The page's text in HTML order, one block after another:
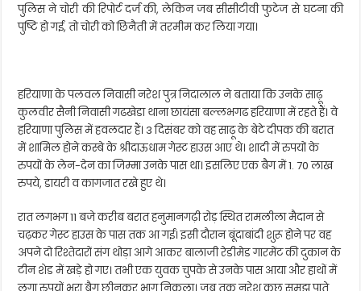
पुलिस ने चोरी की रिपोर्ट दर्ज की, लेकिन जब सीसीटीवी फुटेज से घटना की
पुष्टि हो गई, तो चोरी को छिनैती में तरमीम कर लिया गया।
हरियाणा के पलवल निवासी नरेश पुत्र निदालाल ने बताया कि उनके साढ़ू
कुलवीर सैनी निवासी गढखेडा थाना छायंसा बल्लभगढ हरियाणा में रहते हैं। वे
हरियाणा पुलिस में हवलदार हैं। 3 दिसंबर को वह साढ़ू के बेटे दीपक की बरात
में शामिल होने कस्बे के श्रीदाऊधाम गेस्ट हाउस आए थे। शादी में रुपयों के
रुपयों के लेन-देन का जिम्मा उनके पास था। इसलिए एक बैग में 1. 70 लाख
रुपये, डायरी व कागजात रखे हुए थे।
रात लगभग 11 बजे करीब बरात हनुमानगढ़ी रोड़ स्थित रामलीला मैदान से
चढ़कर गेस्ट हाउस के पास तक आ गई। इसी दौरान बूंदाबांदी शुरू होने पर वह
अपने दो रिश्तेदारों संग थोड़ा आगे आकर बालाजी रेडीमेड गारमेंट की दुकान के
टीन शेड में खड़े हो गए। तभी एक युवक चुपके से उनके पास आया और हाथों में